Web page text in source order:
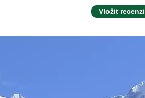
Vložit recenzi